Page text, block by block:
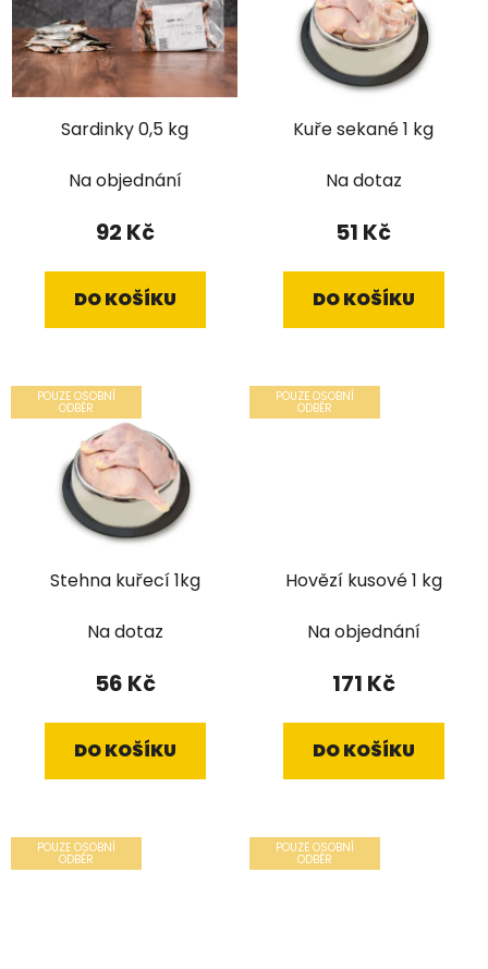
Sardinky 0,5 kg
Na objednání
92 Kč
DO KOŠÍKU
Kuře sekané 1 kg
Na dotaz
51 Kč
DO KOŠÍKU
POUZE OSOBNÍ
ODBĚR
Stehna kuřecí 1kg
Na dotaz
56 Kč
DO KOŠÍKU
POUZE OSOBNÍ
ODBĚR
Hovězí kusové 1 kg
Na objednání
171 Kč
DO KOŠÍKU
POUZE OSOBNÍ
ODBĚR
POUZE OSOBNÍ
ODBĚR